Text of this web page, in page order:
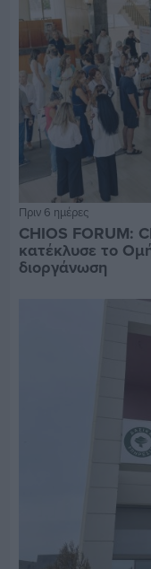
Πριν 6 ημέρες
CHIOS FORUM:
κατέκλυσε το
διοργάνωση